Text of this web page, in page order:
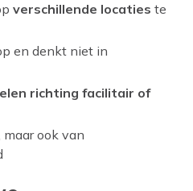
verschillende locaties te
en denkt niet in
richting facilitair of
maar ook van